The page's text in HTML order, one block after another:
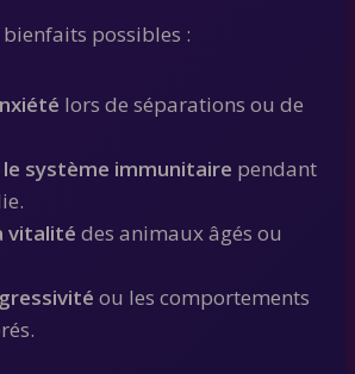
possibles :
lors de séparations ou de
système immunitaire pendant
vitalité des animaux âgés ou
ou les comportements